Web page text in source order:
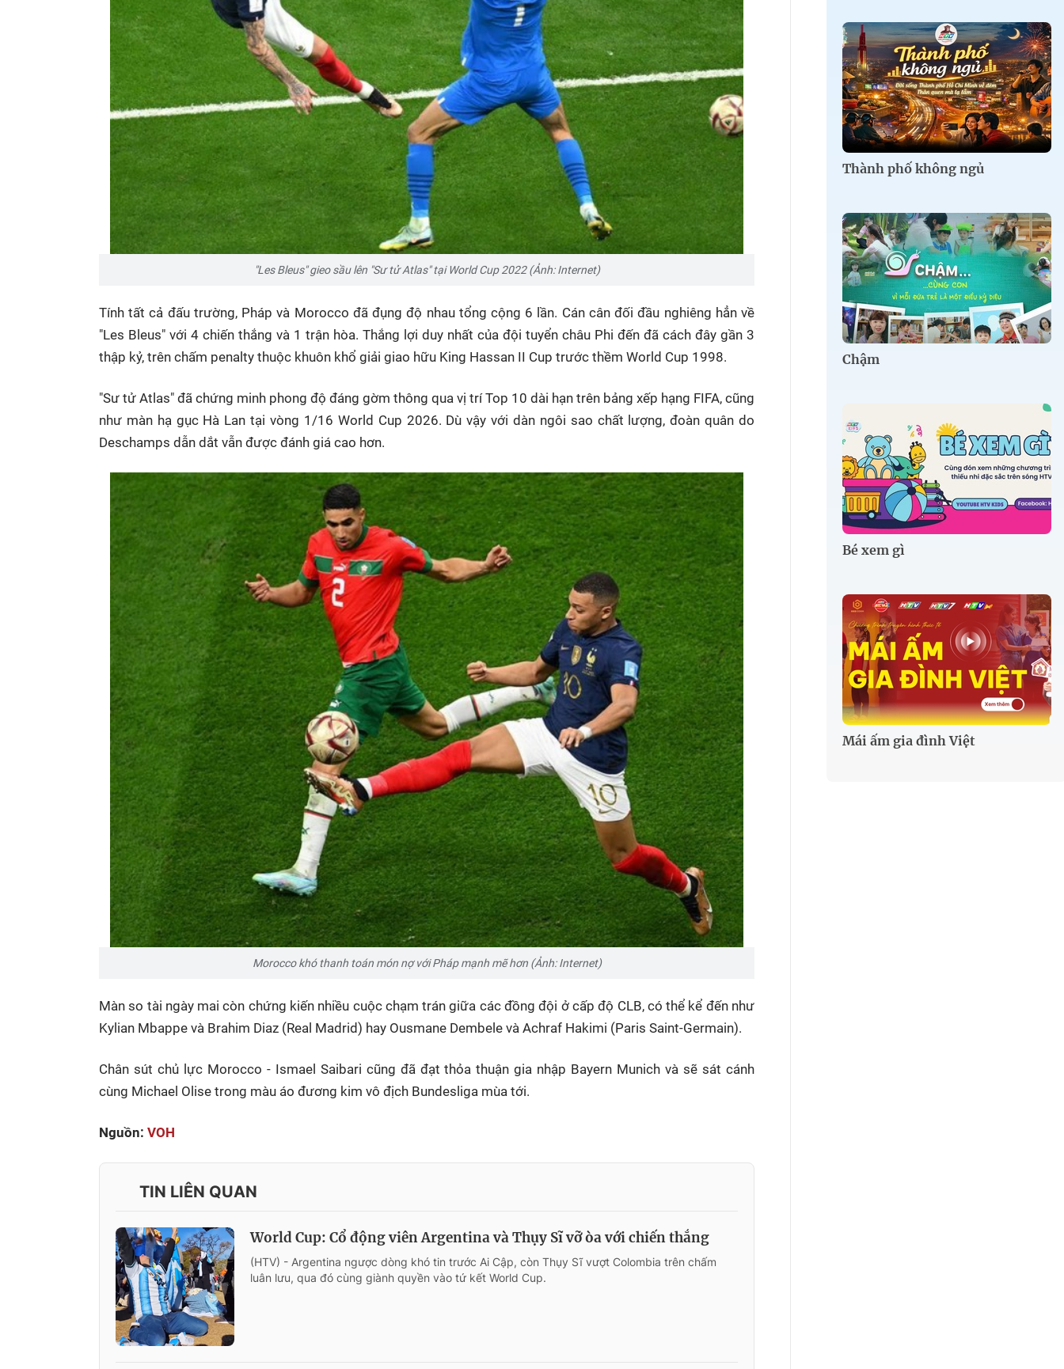
"Les Bleus" gieo sầu lên "Sư tử Atlas" tại World Cup 2022 (Ảnh: Internet)
Tính tất cả đấu trường, Pháp và Morocco đã đụng độ nhau tổng cộng 6 lần. Cán cân đối đầu nghiêng hẳn về
"Les Bleus" với 4 chiến thắng và 1 trận hòa. Thắng lợi duy nhất của đội tuyển châu Phi đến đã cách đây gần 3
thập kỷ, trên chấm penalty thuộc khuôn khổ giải giao hữu King Hassan II Cup trước thềm World Cup 1998.
"Sư tử Atlas" đã chứng minh phong độ đáng gờm thông qua vị trí Top 10 dài hạn trên bảng xếp hạng FIFA, cũng
như màn hạ gục Hà Lan tại vòng 1/16 World Cup 2026. Dù vậy với dàn ngôi sao chất lượng, đoàn quân do
Deschamps dẫn dắt vẫn được đánh giá cao hơn.
Morocco khó thanh toán món nợ với Pháp mạnh mẽ hơn (Ảnh: Internet)
Màn so tài ngày mai còn chứng kiến nhiều cuộc chạm trán giữa các đồng đội ở cấp độ CLB, có thể kể đến như
Kylian Mbappe và Brahim Diaz (Real Madrid) hay Ousmane Dembele và Achraf Hakimi (Paris Saint-Germain).
Chân sút chủ lực Morocco - Ismael Saibari cũng đã đạt thỏa thuận gia nhập Bayern Munich và sẽ sát cánh
cùng Michael Olise trong màu áo đương kim vô địch Bundesliga mùa tới.
Nguồn: VOH
TIN LIÊN QUAN
World Cup: Cổ động viên Argentina và Thụy Sĩ vỡ òa với chiến thắng
(HTV) - Argentina ngược dòng khó tin trước Ai Cập, còn Thụy Sĩ vượt Colombia trên chấm
luân lưu, qua đó cùng giành quyền vào tứ kết World Cup.
Thành phố không ngủ
Chậm
Bé xem gì
Mái ấm gia đình Việt